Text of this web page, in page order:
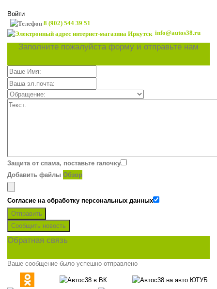
Войти
8 (902) 544 39 51
info@autos38.ru
Заполните пожалуйста форму и отправьте нам
Защита от спама, поставьте галочку
Добавить файлы Обзор
Согласие на обработку персональных данных
Отправить
Сообщить новость
Обратная связь
Ваше сообщение было успешно отправлено